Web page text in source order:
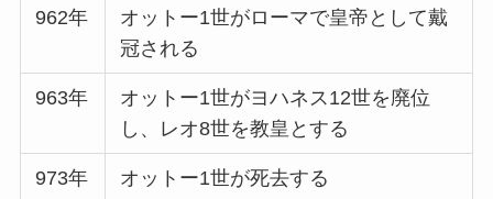
962年
オットー1世がローマで皇帝として戴
冠される
963年
オットー1世がヨハネス12世を廃位
し、レオ8世を教皇とする
973年 オットー1世が死去する